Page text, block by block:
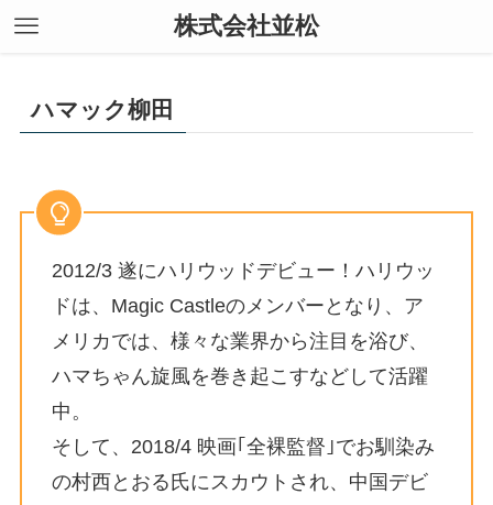
株式会社並松
ハマック柳田
2012/3 遂にハリウッドデビュー！ハリウッ
ドは、Magic Castleのメンバーとなり、ア
メリカでは、様々な業界から注目を浴び、
ハマちゃん旋風を巻き起こすなどして活躍
中。
そして、2018/4 映画｢全裸監督｣でお馴染み
の村西とおる氏にスカウトされ、中国デビ